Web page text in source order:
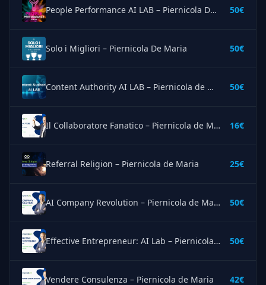
People Performance AI LAB – Piernicola De Maria 50€
Solo i Migliori – Piernicola De Maria 50€
Content Authority AI LAB – Piernicola de Maria 50€
Il Collaboratore Fanatico – Piernicola de Maria 16€
Referral Religion – Piernicola de Maria 25€
AI Company Revolution – Piernicola de Maria 50€
Effective Entrepreneur: AI Lab – Piernicola De Maria 50€
Vendere Consulenza – Piernicola de Maria 42€